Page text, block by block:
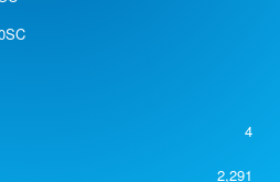
4
2,291